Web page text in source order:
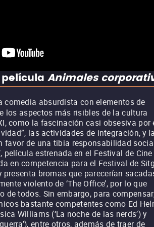
Animales
comedia absurdista con elementos de
los aspectos más risibles de la cultura
como la fascinación casi obsesiva por
las actividades de integración, y la
favor de una tibia responsabilidad
película estrenada en el Festival de Cine
en competencia para el Festival de
bromas que parecerían
violento de ‘The Office’, por lo que
de todos. Sin embargo, para
bastante competentes como Ed
Williams (‘La noche de las nerds’) y
entre otros, además de traer de